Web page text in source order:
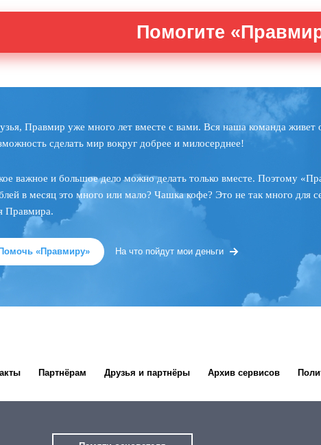
Помогите
Правмир уже много лет вместе с вами. Вся наша команда
сделать мир вокруг добрее и милосерднее!
важное и большое дело можно делать только вместе. Поэтому
в месяц это много или мало? Чашка кофе? Это не так много для
Правмира.
Помочь «Правмиру» На что пойдут мои деньги
Партнёрам Друзья и партнёры Архив сервисов